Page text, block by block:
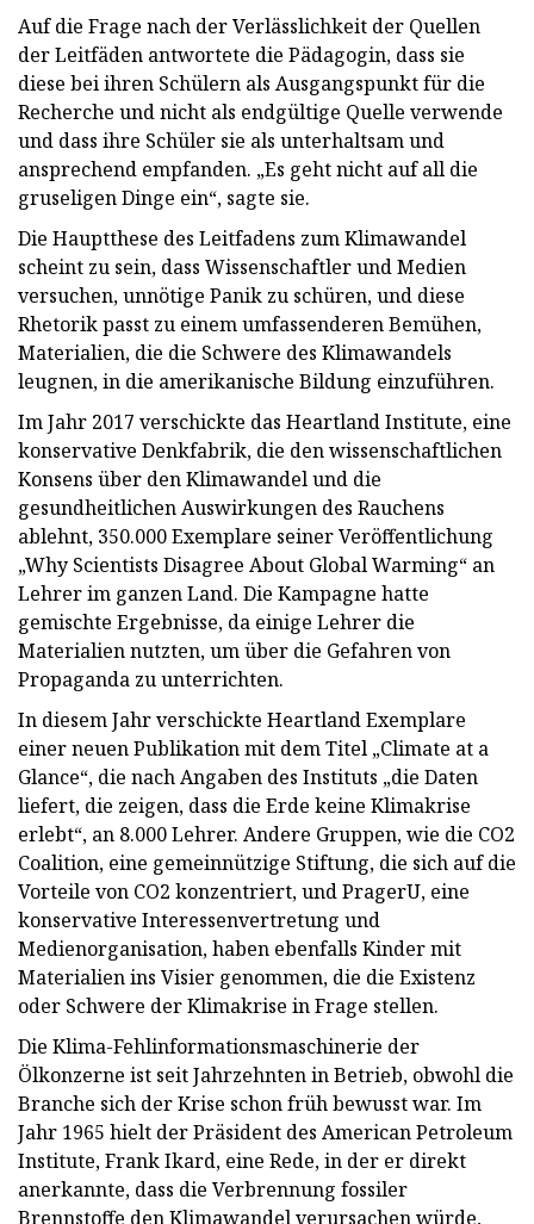
Auf die Frage nach der Verlässlichkeit der Quellen
der Leitfäden antwortete die Pädagogin, dass sie
diese bei ihren Schülern als Ausgangspunkt für die
Recherche und nicht als endgültige Quelle verwende
und dass ihre Schüler sie als unterhaltsam und
ansprechend empfanden. „Es geht nicht auf all die
gruseligen Dinge ein“, sagte sie.
Die Hauptthese des Leitfadens zum Klimawandel
scheint zu sein, dass Wissenschaftler und Medien
versuchen, unnötige Panik zu schüren, und diese
Rhetorik passt zu einem umfassenderen Bemühen,
Materialien, die die Schwere des Klimawandels
leugnen, in die amerikanische Bildung einzuführen.
Im Jahr 2017 verschickte das Heartland Institute, eine
konservative Denkfabrik, die den wissenschaftlichen
Konsens über den Klimawandel und die
gesundheitlichen Auswirkungen des Rauchens
ablehnt, 350.000 Exemplare seiner Veröffentlichung
„Why Scientists Disagree About Global Warming“ an
Lehrer im ganzen Land. Die Kampagne hatte
gemischte Ergebnisse, da einige Lehrer die
Materialien nutzten, um über die Gefahren von
Propaganda zu unterrichten.
In diesem Jahr verschickte Heartland Exemplare
einer neuen Publikation mit dem Titel „Climate at a
Glance“, die nach Angaben des Instituts „die Daten
liefert, die zeigen, dass die Erde keine Klimakrise
erlebt“, an 8.000 Lehrer. Andere Gruppen, wie die CO2
Coalition, eine gemeinnützige Stiftung, die sich auf die
Vorteile von CO2 konzentriert, und PragerU, eine
konservative Interessenvertretung und
Medienorganisation, haben ebenfalls Kinder mit
Materialien ins Visier genommen, die die Existenz
oder Schwere der Klimakrise in Frage stellen.
Die Klima-Fehlinformationsmaschinerie der
Ölkonzerne ist seit Jahrzehnten in Betrieb, obwohl die
Branche sich der Krise schon früh bewusst war. Im
Jahr 1965 hielt der Präsident des American Petroleum
Institute, Frank Ikard, eine Rede, in der er direkt
anerkannte, dass die Verbrennung fossiler
Brennstoffe den Klimawandel verursachen würde,